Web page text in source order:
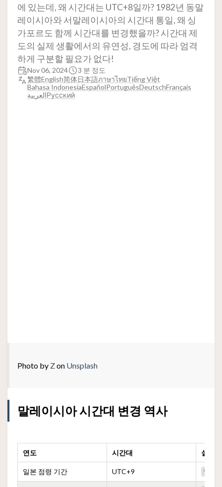
에 있는데, 왜 시간대는 UTC+8일까? 1982년 동말
레이시아와 서말레이시아의 시간대 통일, 왜 싱
가포르도 함께 시간대를 변경했을까? 시간대 제
도의 실제 생활에서의 유연성, 경도에 따라 엄격
하게 구분할 필요가 없다!
Nov 06, 2024
3 분 정도
繁體English简体日本語ภาษาไทยTiếng Việt
Bahasa IndonesiaEspañolPortuguêsDeutschFrançais
العربيةРусский
Photo by Zon Unsplash
말레이시아 시간대 변경 역사
연도 시간대 설명
일본 점령 기간 UTC+9 일본